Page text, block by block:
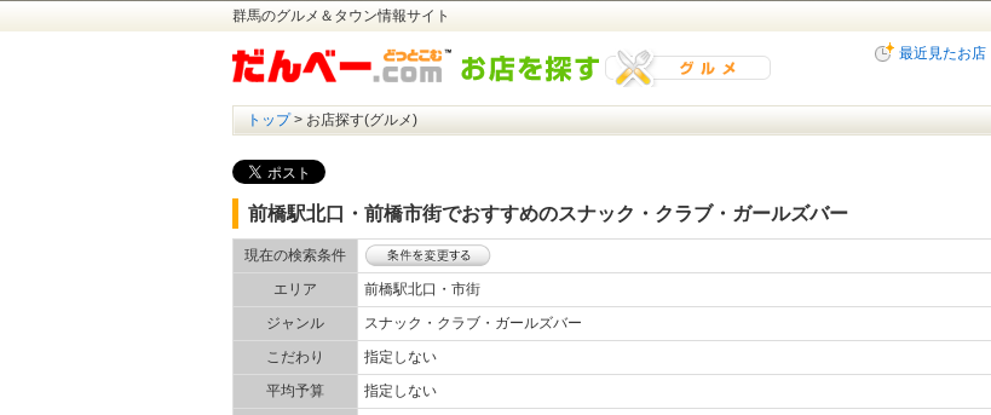
群馬のグルメ＆タウン情報サイト
最近見たお店
トップ> お店探す(グルメ)
前橋駅北口・前橋市街でおすすめのスナック・クラブ・ガールズバー
現在の検索条件
エリア
前橋駅北口・市街
ジャンル
スナック・クラブ・ガールズバー
こだわり
指定しない
平均予算
指定しない